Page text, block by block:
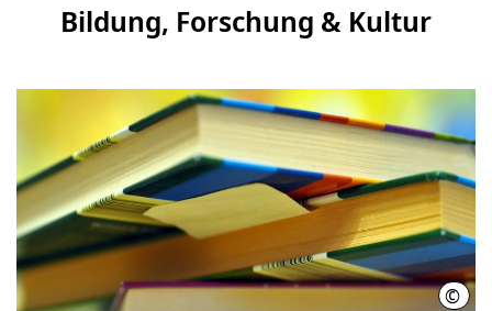
Bildung, Forschung & Kultur
©